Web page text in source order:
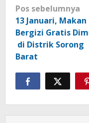
Navigasi
pos
Pos sebelumnya
13 Januari, Makan
Bergizi Gratis
di Distrik Sorong
Barat